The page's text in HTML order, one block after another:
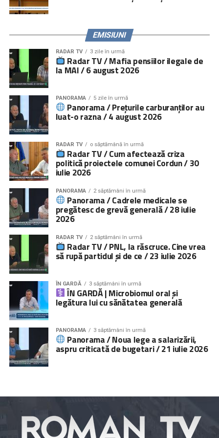
părinţilor la puncte de trecere a frontierei, prin caravane
Context
Amploarea fenomenului copiilor cu părinții plecați la muncă
servicii specializate destinate acestor copii. Organizația
Salvați Copiii a creat astfel de servicii, adresate atât
copiilor, cât și părinților lor și persoanelor în grija cărora au
Peste 18.000 de copii şi 12.000 de adulți, persoane în
grija cărora au rămas sau părinți, au beneficiat până acum
de servicii de intervenție directă (consiliere psihologică şi
socială, activități de suport școlar şi activități de
socializare pentru copii; educație parentală, consiliere
socială şi îndrumare juridică pentru adulți).
Peste000 de persoane
fost informate cu privire la impactul negativ pe care
plecarea părinților îl are asupra copiilor rămași acasă şi la
obligațiile ce le revin părinților la părăsirea țării prin
campanii media și online.
Serviciile de consiliere psihologică și juridică pot fi
accesate prin linia telefonică
platformawww.copiisinguriacasa.ro
EMISIUNI
RADAR TV 3 zile în urmă
Radar TV / Mafia pensiilor ilegale de
la MAI / 6 august 2026
PANORAMA 5 zile în urmă
Panorama / Prețurile carburanților au
luat-o razna / 4 august 2026
RADAR TV o săptămână în urmă
Radar TV / Cum afectează criza
politică proiectele comunei Cordun / 30
iulie 2026
PANORAMA 2 săptămâni în urmă
Panorama / Cadrele medicale se
pregătesc de grevă generală / 28 iulie
2026
RADAR TV 2 săptămâni în urmă
Radar TV / PNL, la răscruce. Cine vrea
să rupă partidul și de ce / 23 iulie 2026
ÎN GARDĂ 3 săptămâni în urmă
ÎN GARDĂ | Microbiomul oral și
legătura lui cu sănătatea generală
PANORAMA 3 săptămâni în urmă
Panorama / Noua lege a salarizării,
aspru criticată de bugetari / 21 iulie 2026